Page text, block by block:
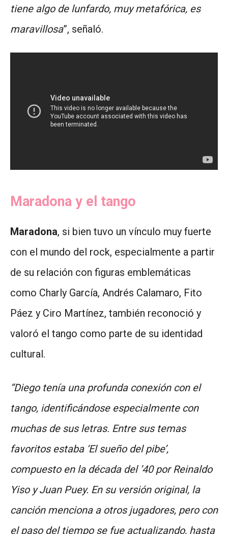
tiene algo de lunfardo, muy metafórica, es
maravillosa”, señaló.
Maradona y el tango
Maradona, si bien tuvo un vínculo muy fuerte
con el mundo del rock, especialmente a partir
de su relación con figuras emblemáticas
como Charly García, Andrés Calamaro, Fito
Páez y Ciro Martínez, también reconoció y
valoró el tango como parte de su identidad
cultural.
“Diego tenía una profunda conexión con el
tango, identificándose especialmente con
muchas de sus letras. Entre sus temas
favoritos estaba ‘El sueño del pibe’,
compuesto en la década del ’40 por Reinaldo
Yiso y Juan Puey. En su versión original, la
canción menciona a otros jugadores, pero con
el paso del tiempo se fue actualizando, hasta